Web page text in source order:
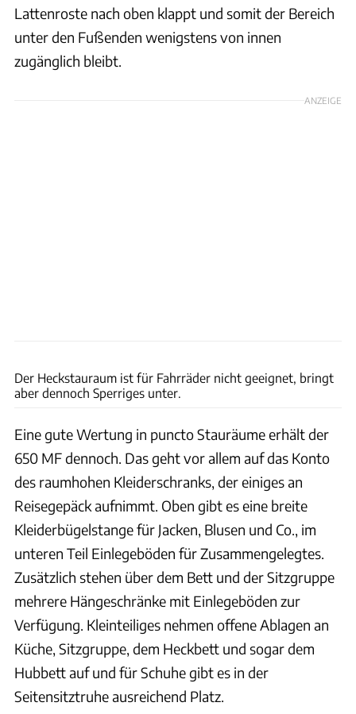
Lattenroste nach oben klappt und somit der Bereich
unter den Fußenden wenigstens von innen
zugänglich bleibt.
ANZEIGE
Der Heckstauraum ist für Fahrräder nicht geeignet, bringt
aber dennoch Sperriges unter.
Eine gute Wertung in puncto Stauräume erhält der
650 MF dennoch. Das geht vor allem auf das Konto
des raumhohen Kleiderschranks, der einiges an
Reisegepäck aufnimmt. Oben gibt es eine breite
Kleiderbügelstange für Jacken, Blusen und Co., im
unteren Teil Einlegeböden für Zusammengelegtes.
Zusätzlich stehen über dem Bett und der Sitzgruppe
mehrere Hängeschränke mit Einlegeböden zur
Verfügung. Kleinteiliges nehmen offene Ablagen an
Küche, Sitzgruppe, dem Heckbett und sogar dem
Hubbett auf und für Schuhe gibt es in der
Seitensitztruhe ausreichend Platz.